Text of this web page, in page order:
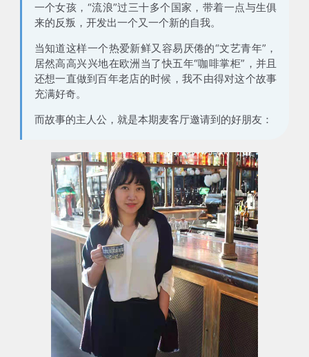
一个女孩，“流浪”过三十多个国家，带着一点与生俱
来的反叛，开发出一个又一个新的自我。
当知道这样一个热爱新鲜又容易厌倦的“文艺青年”，
居然高高兴兴地在欧洲当了快五年“咖啡掌柜”，并且
还想一直做到百年老店的时候，我不由得对这个故事
充满好奇。
而故事的主人公，就是本期麦客厅邀请到的好朋友：